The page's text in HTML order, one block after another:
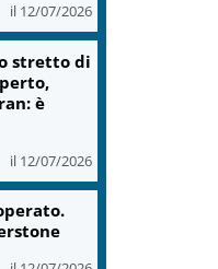
il 12/07/2026
stretto di
è
il 12/07/2026